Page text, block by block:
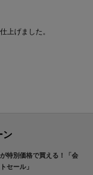
上げました。
特別価格で買える！「会
セール」